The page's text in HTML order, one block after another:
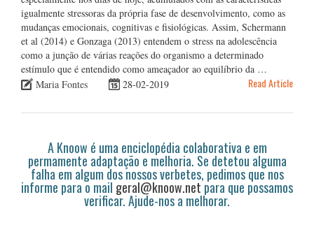
igualmente stressoras da própria fase de desenvolvimento, como as
mudanças emocionais, cognitivas e fisiológicas. Assim, Schermann
et al (2014) e Gonzaga (2013) entendem o stress na adolescência
como a junção de várias reações do organismo a determinado
estímulo que é entendido como ameaçador ao equilíbrio da …
Maria Fontes
28-02-2019 Read Article
A Knoow é uma enciclopédia colaborativa e em
permamente adaptação e melhoria. Se detetou alguma
falha em algum dos nossos verbetes, pedimos que nos
informe para o mail geral@knoow.netpara que possamos
verificar. Ajude-nos a melhorar.